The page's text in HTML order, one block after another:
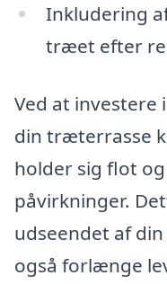
Inkludering
træet efter
Ved at investere
din træterrasse
holder sig flot
påvirkninger.
udseendet af
også forlænge